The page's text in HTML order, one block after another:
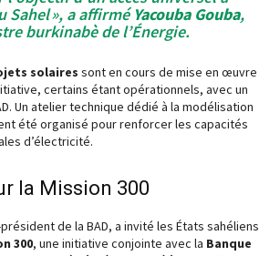
Sahel », a affirmé Yacouba Gouba,
burkinabè de l’Énergie.
solaires sont en cours de mise en œuvre
certains étant opérationnels, avec un
Un atelier technique dédié à la modélisation
été organisé pour renforcer les capacités
d’électricité.
la Mission 300
de la BAD, a invité les États sahéliens
300, une initiative conjointe avec la Banque